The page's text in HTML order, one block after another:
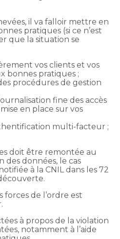
il va falloir mettre en
pratiques (si ce n’est
que la situation se
vos clients et vos
bonnes pratiques ;
procédures de gestion
fine des accès
en place sur vos
multi-facteur ;
doit être remontée au
données, le cas
à la CNIL dans les 72
forces de l’ordre est
à propos de la violation
notamment à l’aide